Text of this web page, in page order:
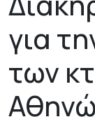
για
των